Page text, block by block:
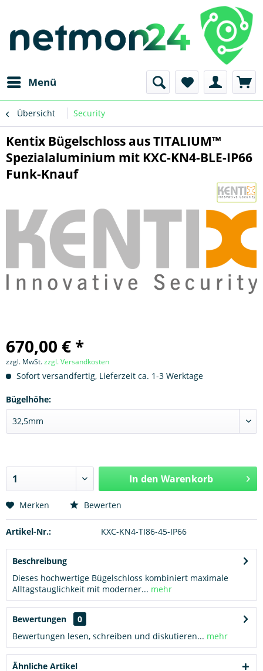
Menü
Übersicht Security
Kentix Bügelschloss aus TITALIUM™
Spezialaluminium mit KXC-KN4-BLE-IP66
Funk-Knauf
670,00 € *
zzgl. MwSt.zzgl. Versandkosten
Sofort versandfertig, Lieferzeit ca. 1-3 Werktage
Bügelhöhe:
In den Warenkorb
Merken Bewerten
Artikel-Nr.: KXC-KN4-TI86-45-IP66
Beschreibung
Dieses hochwertige Bügelschloss kombiniert maximale
Alltagstauglichkeit mit moderner... mehr
Bewertungen
0
Bewertungen lesen, schreiben und diskutieren... mehr
Ähnliche Artikel